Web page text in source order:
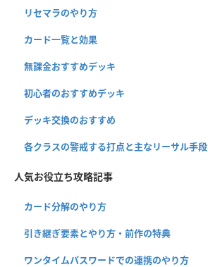
リセマラのやり方
カード一覧と効果
無課金おすすめデッキ
初心者のおすすめデッキ
デッキ交換のおすすめ
各クラスの警戒する打点と主なリーサル手段
人気お役立ち攻略記事
カード分解のやり方
引き継ぎ要素とやり方・前作の特典
ワンタイムパスワードでの連携のやり方